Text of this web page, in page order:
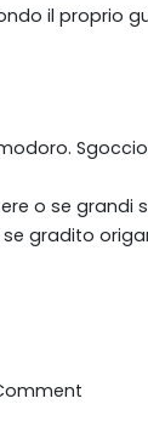
il proprio
o se grandi
se gradito